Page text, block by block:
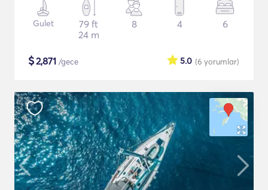
Gulet
79 ft
24 m
8 4 6
$2,871 /gece (6 yorumlar)
5.0